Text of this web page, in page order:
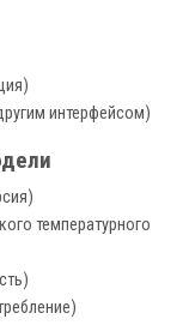
интерфейсом)
температурного